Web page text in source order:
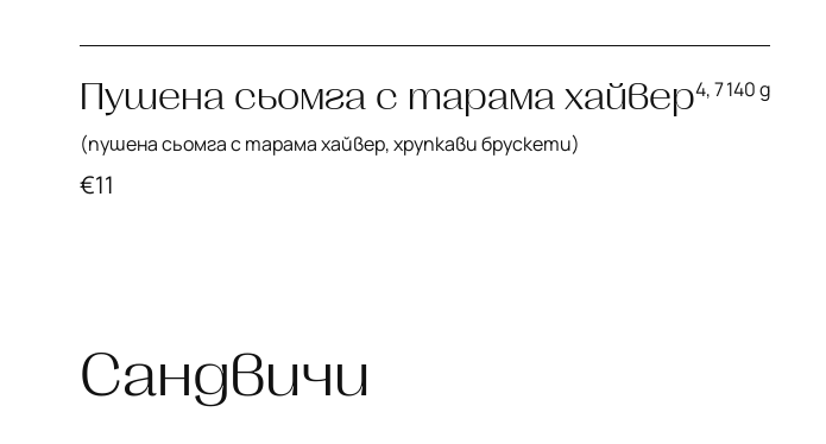
Пушена сьомга с тарама хайвер4, 7140 g
(пушена сьомга с тарама хайвер, хрупкави брускети)
€11
Сандвичи